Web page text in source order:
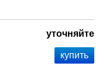
уточняйте